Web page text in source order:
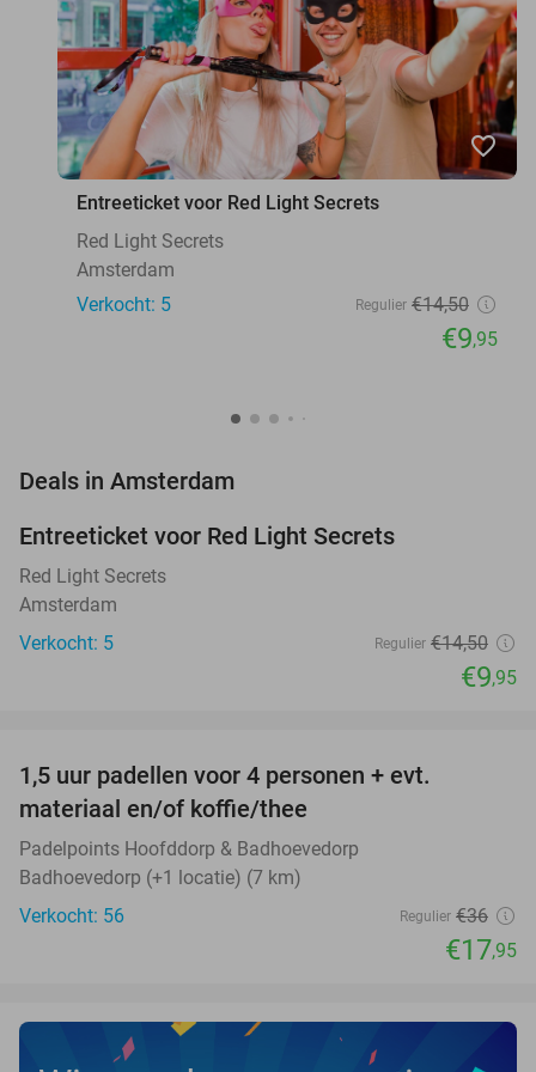
favorite_border
Entreeticket voor Red Light Secrets
Red Light Secrets
Amsterdam
Verkocht: 5
Regulier €14,50
€9,95
Deals in Amsterdam
TODAY
Entreeticket voor Red Light Secrets
Red Light Secrets
Amsterdam
Verkocht: 5
Regulier €14,50
€9,95
TODAY
1,5 uur padellen voor 4 personen + evt.
materiaal en/of koffie/thee
Padelpoints Hoofddorp & Badhoevedorp
Badhoevedorp (+1 locatie) (7 km)
Verkocht: 56
Regulier €36
€17,95